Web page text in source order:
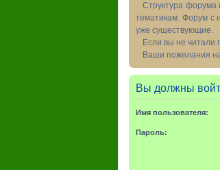
Структура форума
тематикам. Форум с
уже существующие.
Если вы не читали
Ваши пожелания
Вы должны
Имя пользователя:
Пароль: